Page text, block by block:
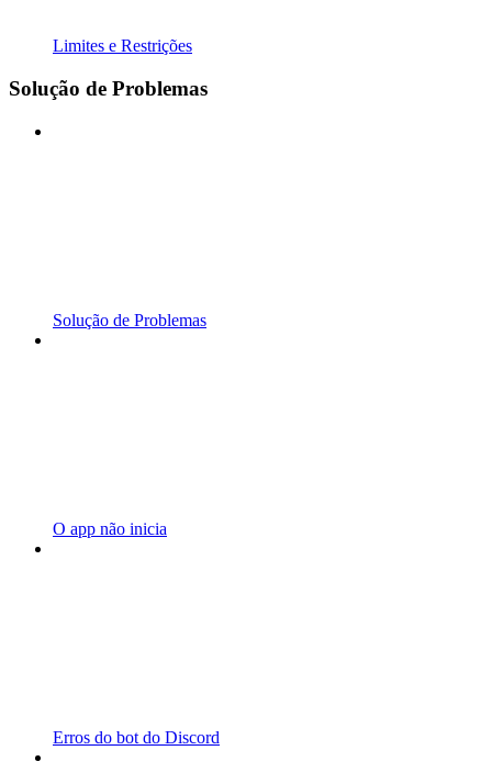
Limites e Restrições
Solução de Problemas
Solução de Problemas
O app não inicia
Erros do bot do Discord